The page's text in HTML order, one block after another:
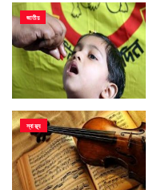
জাতীয়
স্বাস্থ্য